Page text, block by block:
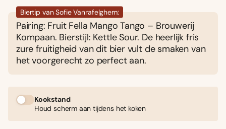
Biertip van Sofie Vanrafelghem:
Pairing: Fruit Fella Mango Tango – Brouwerij
Kompaan. Bierstijl: Kettle Sour. De heerlijk fris
zure fruitigheid van dit bier vult de smaken van
het voorgerecht zo perfect aan.
Kookstand
Houd scherm aan tijdens het koken